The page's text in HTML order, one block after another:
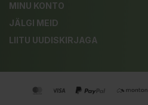
MINU KONTO
JÄLGI MEID
LIITU UUDISKIRJAGA